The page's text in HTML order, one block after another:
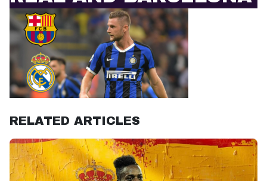
RELATED ARTICLES